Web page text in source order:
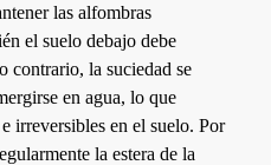
las alfombras
el suelo debajo debe
contrario, la suciedad se
en agua, lo que
irreversibles en el suelo. Por
la estera de la